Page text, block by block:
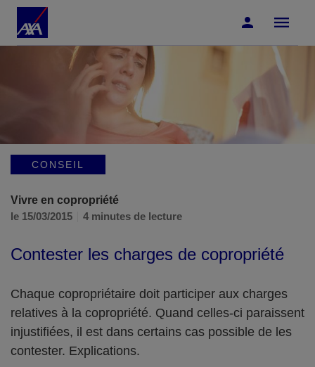
Accéder au Contenu Accéder au Pied de page
CONSEIL
Vivre en copropriété
le 15/03/2015
4 minutes de lecture
Contester les charges de copropriété
Chaque copropriétaire doit participer aux charges
relatives à la copropriété. Quand celles-ci paraissent
injustifiées, il est dans certains cas possible de les
contester. Explications.